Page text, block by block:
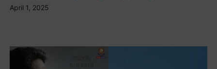
April 1, 2025